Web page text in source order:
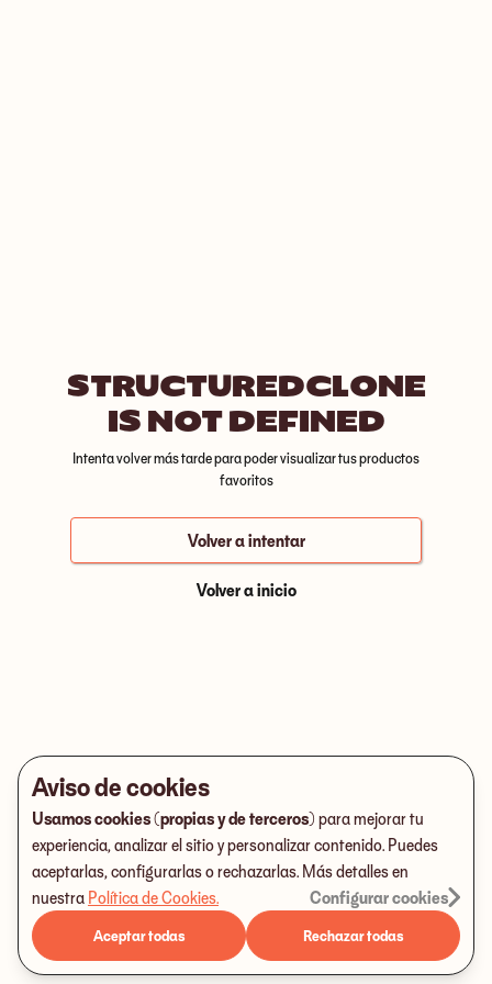
STRUCTUREDCLONE
IS NOT DEFINED
Intenta volver más tarde para poder visualizar tus productos
favoritos
Volver a intentar
Volver a inicio
Aviso de cookies
Usamos cookies (propias y de terceros) para mejorar tu
experiencia, analizar el sitio y personalizar contenido. Puedes
aceptarlas, configurarlas o rechazarlas. Más detalles en
nuestra Política de Cookies. Configurar cookies
Aceptar todas Rechazar todas